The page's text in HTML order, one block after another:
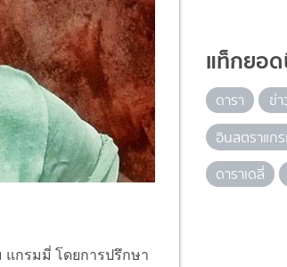
แกรมมี่ โดยการปรึกษา
แท็กยอ
ดารา ข่
อินสตราแก
ดาราเดลี่